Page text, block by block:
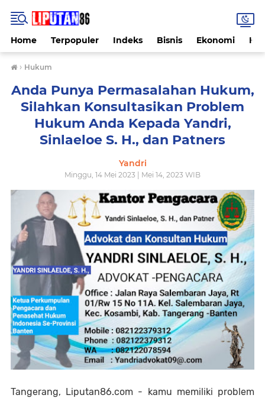
Home Terpopuler Indeks Bisnis Ekonomi
› Hukum
Anda Punya Permasalahan Hukum,
Silahkan Konsultasikan Problem
Hukum Anda Kepada Yandri,
Sinlaeloe S. H., dan Patners
Yandri
Minggu, 14 Mei 2023 | Mei 14, 2023 WIB
Tangerang, Liputan86.com - kamu memiliki problem